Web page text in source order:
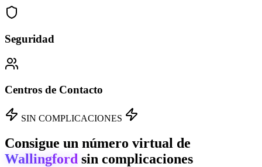
Seguridad
Centros de Contacto
SIN COMPLICACIONES
Consigue un número virtual de
Wallingford sin complicaciones